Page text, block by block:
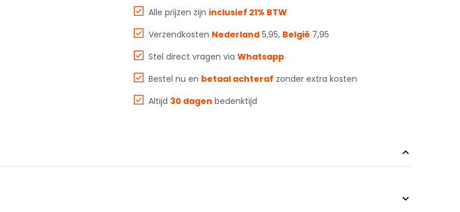
Alle prijzen zijn inclusief 21% BTW
Verzendkosten Nederland5,95, België7,95
Stel direct vragen via Whatsapp
Bestel nu en betaal achteraf zonder extra kosten
Altijd 30 dagen bedenktijd